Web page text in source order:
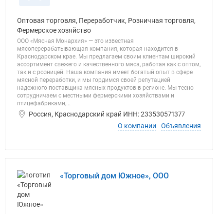
Оптовая торговля, Переработчик, Розничная торговля,
Фермерское хозяйство
ООО «Мясная Монархия» — это известная
мясоперерабатывающая компания, которая находится в
Краснодарском крае. Мы предлагаем своим клиентам широкий
ассортимент свежего и качественного мяса, работая как с оптом,
так и с розницей. Наша компания имеет богатый опыт в сфере
мясной переработки, и мы гордимся своей репутацией
надежного поставщика мясных продуктов в регионе. Мы тесно
сотрудничаем с местными фермерскими хозяйствами и
птицефабриками,...
Россия, Краснодарский край ИНН: 233530571377
О компании
Объявления
«Торговый дом Южное», ООО